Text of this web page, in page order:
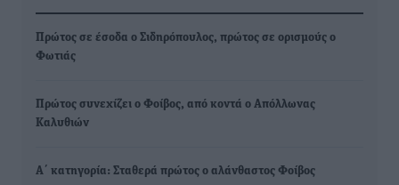
Πρώτος σε έσοδα ο Σιδηρόπουλος, πρώτος σε ορισμούς ο
Φωτιάς
Πρώτος συνεχίζει ο Φοίβος, από κοντά ο Απόλλωνας
Καλυθιών
Α΄ κατηγορία: Σταθερά πρώτος ο αλάνθαστος Φοίβος